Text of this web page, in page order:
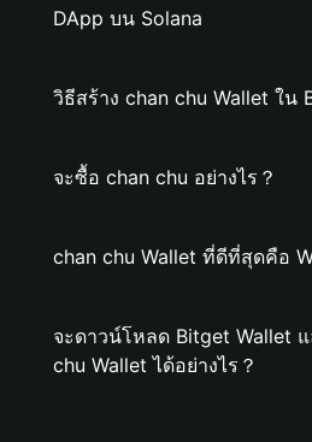
DApp บน Solana
วิธีสร้าง chan chu Wallet ใน
จะซื้อ chan chu อย่างไร？
chan chu Wallet ที่ดีที่สุดคือ
จะดาวน์โหลด Bitget Wallet
chu Wallet ได้อย่างไร？